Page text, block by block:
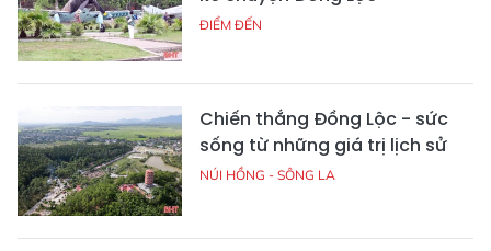
ĐIỂM ĐẾN
Chiến thắng Đồng Lộc - sức
sống từ những giá trị lịch sử
NÚI HỒNG - SÔNG LA